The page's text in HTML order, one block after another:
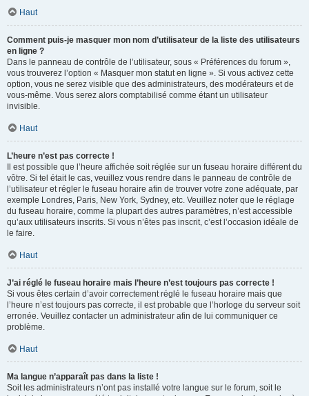
Haut
Comment puis-je masquer mon nom d’utilisateur de la liste des utilisateurs
en ligne ?
Dans le panneau de contrôle de l’utilisateur, sous « Préférences du forum »,
vous trouverez l’option « Masquer mon statut en ligne ». Si vous activez cette
option, vous ne serez visible que des administrateurs, des modérateurs et de
vous-même. Vous serez alors comptabilisé comme étant un utilisateur
invisible.
Haut
L’heure n’est pas correcte !
Il est possible que l’heure affichée soit réglée sur un fuseau horaire différent du
vôtre. Si tel était le cas, veuillez vous rendre dans le panneau de contrôle de
l’utilisateur et régler le fuseau horaire afin de trouver votre zone adéquate, par
exemple Londres, Paris, New York, Sydney, etc. Veuillez noter que le réglage
du fuseau horaire, comme la plupart des autres paramètres, n’est accessible
qu’aux utilisateurs inscrits. Si vous n’êtes pas inscrit, c’est l’occasion idéale de
le faire.
Haut
J’ai réglé le fuseau horaire mais l’heure n’est toujours pas correcte !
Si vous êtes certain d’avoir correctement réglé le fuseau horaire mais que
l’heure n’est toujours pas correcte, il est probable que l’horloge du serveur soit
erronée. Veuillez contacter un administrateur afin de lui communiquer ce
problème.
Haut
Ma langue n’apparaît pas dans la liste !
Soit les administrateurs n’ont pas installé votre langue sur le forum, soit le